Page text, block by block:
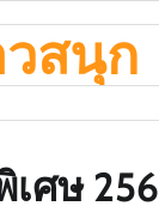
สนุก
ศษ